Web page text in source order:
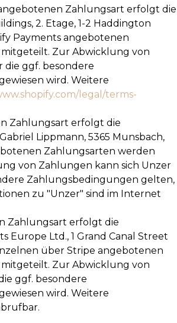
Zahlungsart erfolgt die
2. Etage, 1-2 Haddington
Payments angebotenen
Zur Abwicklung von
die ggf. besondere
wird. Weitere
/legal /terms-
Zahlungsart erfolgt die
Lippmann, 5365 Munsbach,
Zahlungsarten werden
von Zahlungen kann sich Unzer
Zahlungsbedingungen gelten,
zu "Unzer" sind im Internet
Zahlungsart erfolgt die
Ltd., 1 Grand Canal Street
über Stripe angebotenen
Zur Abwicklung von
ggf. besondere
wird. Weitere